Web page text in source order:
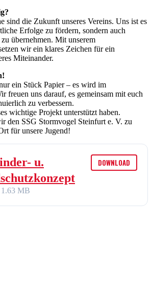
sind die Zukunft unseres Vereins. Uns ist es
Erfolge zu fördern, sondern auch
übernehmen. Mit unserem
wir ein klares Zeichen für ein
Miteinander.
ein Stück Papier – es wird im
freuen uns darauf, es gemeinsam mit euch
zu verbessern.
wichtige Projekt unterstützt haben.
den SSG Stormvogel Steinfurt e. V. zu
für unsere Jugend!
u.
1.63 MB
DOWNLOAD